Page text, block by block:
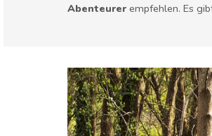
Abenteurer empfehlen. Es
Natur & Freizeit
Sport &